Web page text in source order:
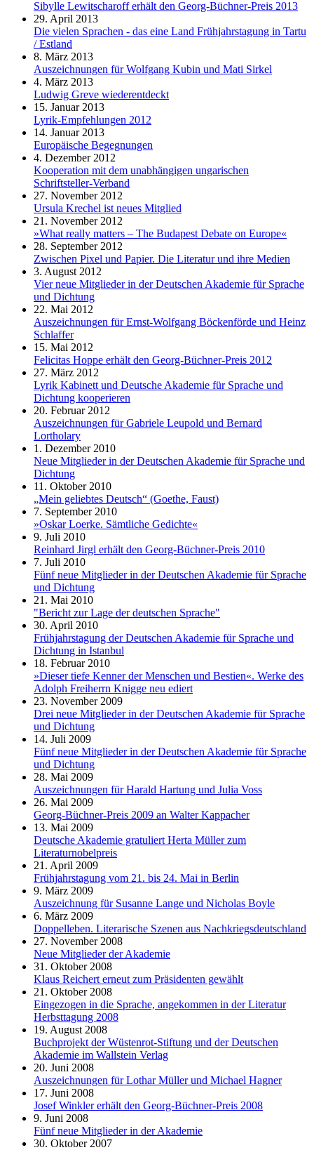
Sibylle Lewitscharoff erhält den Georg-Büchner-Preis 2013
29. April 2013
Die vielen Sprachen - das eine Land Frühjahrstagung in Tartu
/ Estland
8. März 2013
Auszeichnungen für Wolfgang Kubin und Mati Sirkel
4. März 2013
Ludwig Greve wiederentdeckt
15. Januar 2013
Lyrik-Empfehlungen 2012
14. Januar 2013
Europäische Begegnungen
4. Dezember 2012
Kooperation mit dem unabhängigen ungarischen
Schriftsteller-Verband
27. November 2012
Ursula Krechel ist neues Mitglied
21. November 2012
»What really matters – The Budapest Debate on Europe«
28. September 2012
Zwischen Pixel und Papier. Die Literatur und ihre Medien
3. August 2012
Vier neue Mitglieder in der Deutschen Akademie für Sprache
und Dichtung
22. Mai 2012
Auszeichnungen für Ernst-Wolfgang Böckenförde und Heinz
Schlaffer
15. Mai 2012
Felicitas Hoppe erhält den Georg-Büchner-Preis 2012
27. März 2012
Lyrik Kabinett und Deutsche Akademie für Sprache und
Dichtung kooperieren
20. Februar 2012
Auszeichnungen für Gabriele Leupold und Bernard
Lortholary
1. Dezember 2010
Neue Mitglieder in der Deutschen Akademie für Sprache und
Dichtung
11. Oktober 2010
„Mein geliebtes Deutsch“ (Goethe, Faust)
7. September 2010
»Oskar Loerke. Sämtliche Gedichte«
9. Juli 2010
Reinhard Jirgl erhält den Georg-Büchner-Preis 2010
7. Juli 2010
Fünf neue Mitglieder in der Deutschen Akademie für Sprache
und Dichtung
21. Mai 2010
"Bericht zur Lage der deutschen Sprache"
30. April 2010
Frühjahrstagung der Deutschen Akademie für Sprache und
Dichtung in Istanbul
18. Februar 2010
»Dieser tiefe Kenner der Menschen und Bestien«. Werke des
Adolph Freiherrn Knigge neu ediert
23. November 2009
Drei neue Mitglieder in der Deutschen Akademie für Sprache
und Dichtung
14. Juli 2009
Fünf neue Mitglieder in der Deutschen Akademie für Sprache
und Dichtung
28. Mai 2009
Auszeichnungen für Harald Hartung und Julia Voss
26. Mai 2009
Georg-Büchner-Preis 2009 an Walter Kappacher
13. Mai 2009
Deutsche Akademie gratuliert Herta Müller zum
Literaturnobelpreis
21. April 2009
Frühjahrstagung vom 21. bis 24. Mai in Berlin
9. März 2009
Auszeichnung für Susanne Lange und Nicholas Boyle
6. März 2009
Doppelleben. Literarische Szenen aus Nachkriegsdeutschland
27. November 2008
Neue Mitglieder der Akademie
31. Oktober 2008
Klaus Reichert erneut zum Präsidenten gewählt
21. Oktober 2008
Eingezogen in die Sprache, angekommen in der Literatur
Herbsttagung 2008
19. August 2008
Buchprojekt der Wüstenrot-Stiftung und der Deutschen
Akademie im Wallstein Verlag
20. Juni 2008
Auszeichnungen für Lothar Müller und Michael Hagner
17. Juni 2008
Josef Winkler erhält den Georg-Büchner-Preis 2008
9. Juni 2008
Fünf neue Mitglieder in der Akademie
30. Oktober 2007